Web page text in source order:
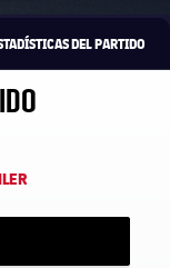
DEL PARTIDO